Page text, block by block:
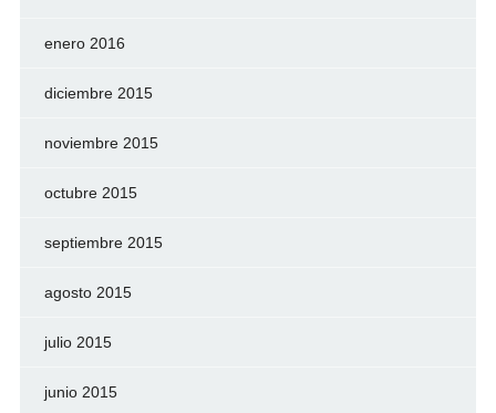
enero 2016
diciembre 2015
noviembre 2015
octubre 2015
septiembre 2015
agosto 2015
julio 2015
junio 2015